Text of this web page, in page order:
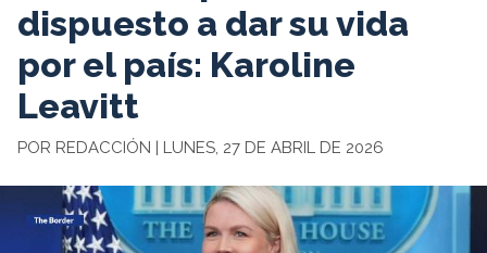
dispuesto a dar su vida
por el país: Karoline
Leavitt
POR REDACCIÓN | LUNES, 27 DE ABRIL DE 2026